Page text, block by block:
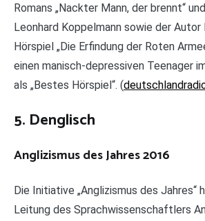
Romans „Nackter Mann, der brennt“
Leonhard Koppelmann sowie der
Hörspiel „Die Erfindung der Roten
einen manisch-depressiven Teenager
als „Bestes Hörspiel“. (
5. Denglisch
Anglizismus des Jahres 2016
Die Initiative „Anglizismus des Jahres“
Leitung des Sprachwissenschaftlers